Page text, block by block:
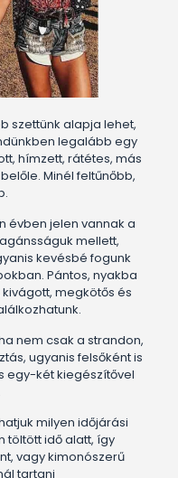
szettünk alapja lehet,
legalább egy
hímzett, rátétes, más
Minél feltűnőbb,
évben jelen vannak a
mellett,
kevésbé fogunk
Pántos, nyakba
megkötős és
nem csak a strandon,
ugyanis felsőként is
egy-két kiegészítővel
milyen időjárási
töltött idő alatt, így
vagy kimonószerű
tartani